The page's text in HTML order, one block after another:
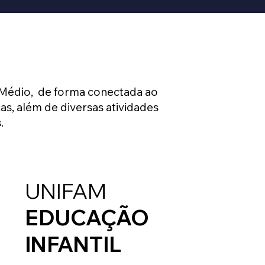
de forma conectada ao
além de diversas atividades
UNIFAM
EDUCAÇÃO
INFANTIL